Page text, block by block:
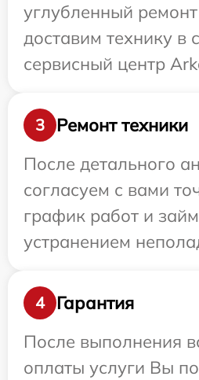
углубленный
доставим технику в
сервисный центр
3
Ремонт техники
После детального
согласуем с вами
график работ и
устранением
4
Гарантия
После выполнения
оплаты услуги Вы